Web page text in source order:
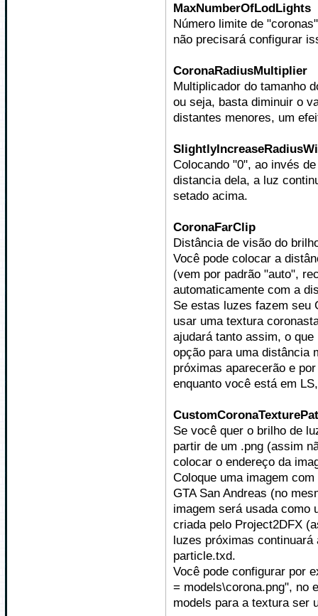
MaxNumberOfLodLights
Número limite de
não precisará configurar
CoronaRadiusMultiplier
Multiplicador do tamanho
ou seja, basta diminuir o
distantes menores, um
Colocando "0", ao invés
distancia dela, a luz
setado acima.
CoronaFarClip
Distância de visão do
Você pode colocar a
(vem por padrão "auto",
automaticamente com a
Se estas luzes fazem seu
usar uma textura
ajudará tanto assim, o
opção para uma distância
próximas aparecerão e
enquanto você está em
Se você quer o brilho de
partir de um .png (assim
colocar o endereço da
Coloque uma imagem
GTA San Andreas (no
imagem será usada como
criada pelo Project2DFX
luzes próximas
particle.txd.
Você pode configurar por
= models\corona.png", no
models para a textura ser